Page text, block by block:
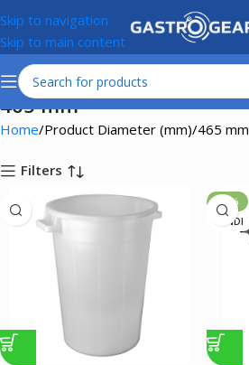
Skip to navigation
Skip to main content
465 mm
Home Product Diameter (mm) 465 mm
Filters
-19%
HENDI